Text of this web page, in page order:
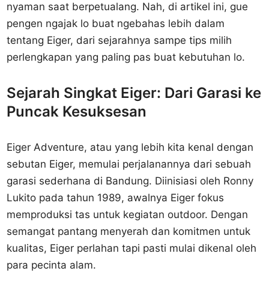
nyaman saat berpetualang. Nah, di artikel ini, gue
pengen ngajak lo buat ngebahas lebih dalam
tentang Eiger, dari sejarahnya sampe tips milih
perlengkapan yang paling pas buat kebutuhan lo.
Sejarah Singkat Eiger: Dari Garasi ke
Puncak Kesuksesan
Eiger Adventure, atau yang lebih kita kenal dengan
sebutan Eiger, memulai perjalanannya dari sebuah
garasi sederhana di Bandung. Diinisiasi oleh Ronny
Lukito pada tahun 1989, awalnya Eiger fokus
memproduksi tas untuk kegiatan outdoor. Dengan
semangat pantang menyerah dan komitmen untuk
kualitas, Eiger perlahan tapi pasti mulai dikenal oleh
para pecinta alam.